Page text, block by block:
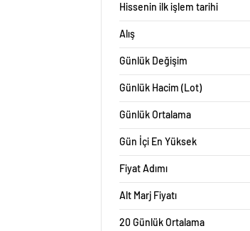
Hissenin ilk işlem tarihi
Alış
Günlük Değişim
Günlük Hacim (Lot)
Günlük Ortalama
Gün İçi En Yüksek
Fiyat Adımı
Alt Marj Fiyatı
20 Günlük Ortalama